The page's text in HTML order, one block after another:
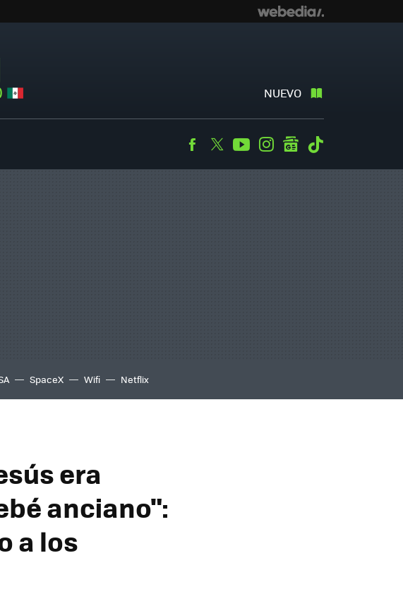
NUEVO
Facebook
TwitterYoutubeInstagramgooglenews
SpaceX Wifi Netflix
era
anciano":
a los